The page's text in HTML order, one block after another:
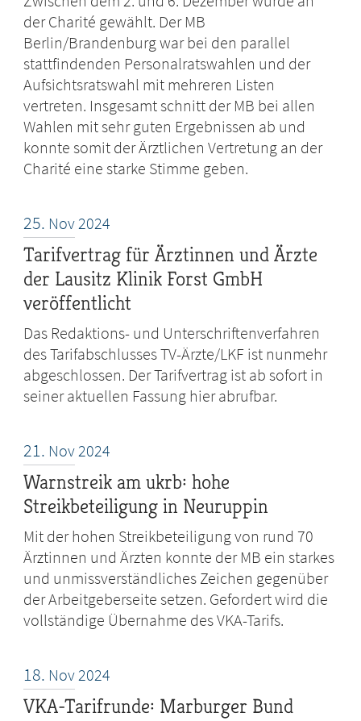
der Charité gewählt. Der MB
Berlin/Brandenburg war bei den parallel
stattfindenden Personalratswahlen und der
Aufsichtsratswahl mit mehreren Listen
vertreten. Insgesamt schnitt der MB bei allen
Wahlen mit sehr guten Ergebnissen ab und
konnte somit der Ärztlichen Vertretung an der
Charité eine starke Stimme geben.
25. Nov2024
Tarifvertrag für Ärztinnen und Ärzte
der Lausitz Klinik Forst GmbH
veröffentlicht
Das Redaktions- und Unterschriftenverfahren
des Tarifabschlusses TV-Ärzte/LKF ist nunmehr
abgeschlossen. Der Tarifvertrag ist ab sofort in
seiner aktuellen Fassung hier abrufbar.
21. Nov2024
Warnstreik am ukrb: hohe
Streikbeteiligung in Neuruppin
Mit der hohen Streikbeteiligung von rund 70
Ärztinnen und Ärzten konnte der MB ein starkes
und unmissverständliches Zeichen gegenüber
der Arbeitgeberseite setzen. Gefordert wird die
vollständige Übernahme des VKA-Tarifs.
18. Nov2024
VKA-Tarifrunde: Marburger Bund